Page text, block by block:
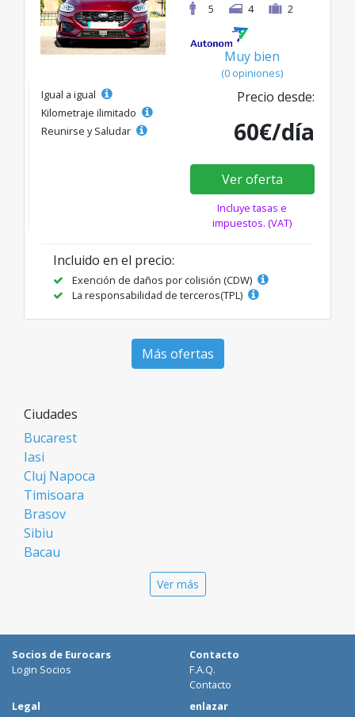
5
4 2
Muy bien
(0 opiniones)
Igual a igual
Kilometraje ilimitado
Reunirse y Saludar
Precio desde:
60€/día
Ver oferta
Incluye tasas e
impuestos. (VAT)
Incluido en el precio:
Exención de daños por colisión (CDW)
La responsabilidad de terceros(TPL)
Más ofertas
Ciudades
Bucarest
Iasi
Cluj Napoca
Timisoara
Brasov
Sibiu
Bacau
Galati
Suceava
Focsani
Ver más
Socios de Eurocars
Login Socios
Contacto
F.A.Q.
Contacto
Legal
enlazar